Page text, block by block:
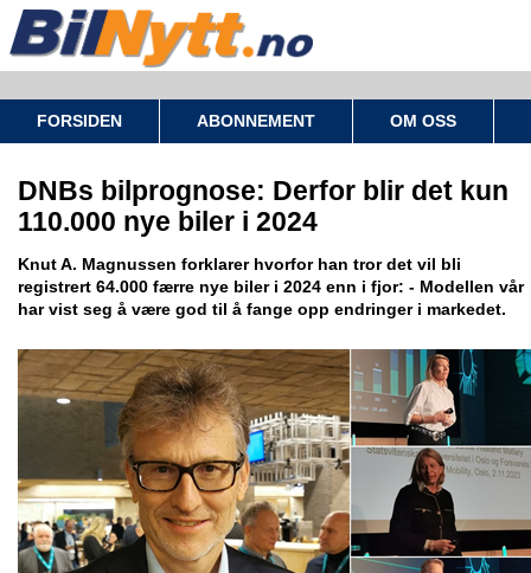
FORSIDEN ABONNEMENT OM OSS
DNBs bilprognose: Derfor blir det kun
110.000 nye biler i 2024
Knut A. Magnussen forklarer hvorfor han tror det vil bli
registrert 64.000 færre nye biler i 2024 enn i fjor: - Modellen vår
har vist seg å være god til å fange opp endringer i markedet.